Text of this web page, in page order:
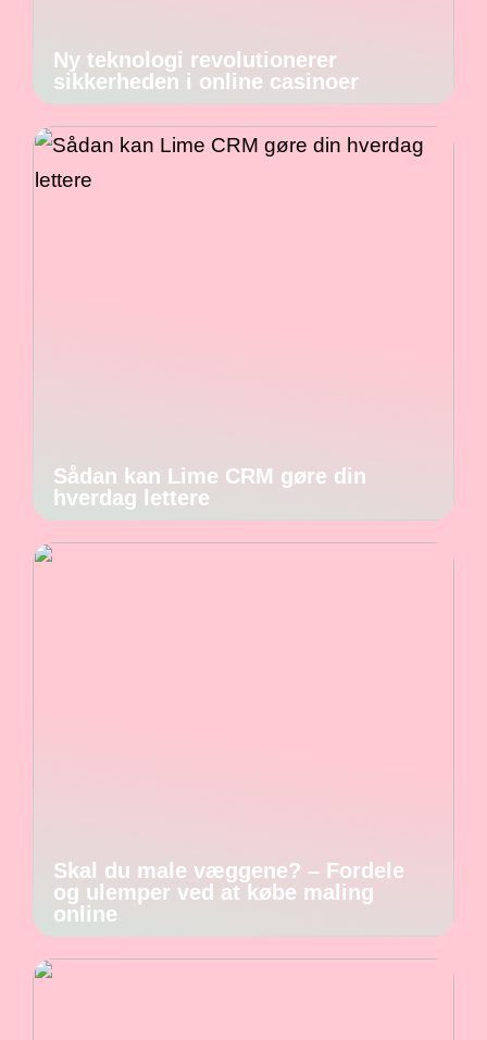
Ny teknologi revolutionerer
sikkerheden i online casinoer
Sådan kan Lime CRM gøre din
hverdag lettere
Skal du male væggene? – Fordele
og ulemper ved at købe maling
online